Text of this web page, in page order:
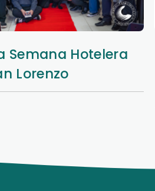
extensión en Nueva